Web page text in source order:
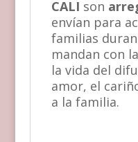
CALI son
envían para
familias
mandan con
la vida del
amor, el
a la familia.